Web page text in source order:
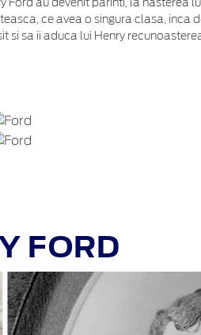
Ford au devenit parinti, la nasterea
ce avea o singura clasa, inca
sa ii aduca lui Henry
FORD